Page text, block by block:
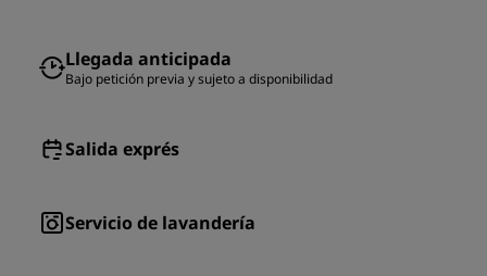
Llegada anticipada
Bajo petición previa y sujeto a disponibilidad
Salida exprés
Servicio de lavandería